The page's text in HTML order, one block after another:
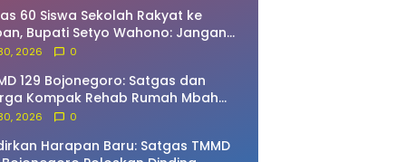
60 Siswa Sekolah Rakyat ke
Bupati Setyo Wahono: Jangan
Semangat Meraih Cita-Cita!
2026 0
129 Bojonegoro: Satgas dan
Kompak Rehab Rumah Mbah
2026 0
Harapan Baru: Satgas TMMD